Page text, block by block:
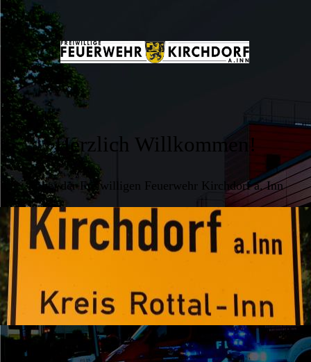
Herzlich Willkommen!
... bei der Freiwilligen Feuerwehr Kirchdorf a. Inn
Pinnwand